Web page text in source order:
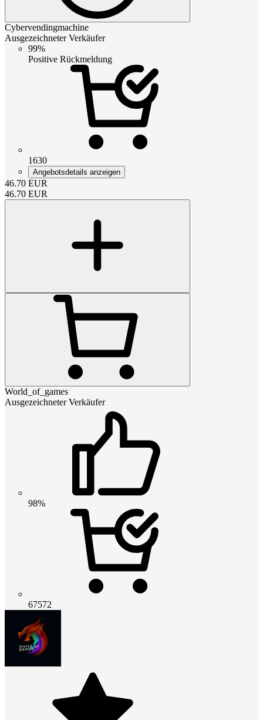
Cybervendingmachine
Ausgezeichneter Verkäufer
99%
Positive Rückmeldung
1630
Angebotsdetails anzeigen
46.70 EUR
46.70 EUR
World_of_games
Ausgezeichneter Verkäufer
98%
67572